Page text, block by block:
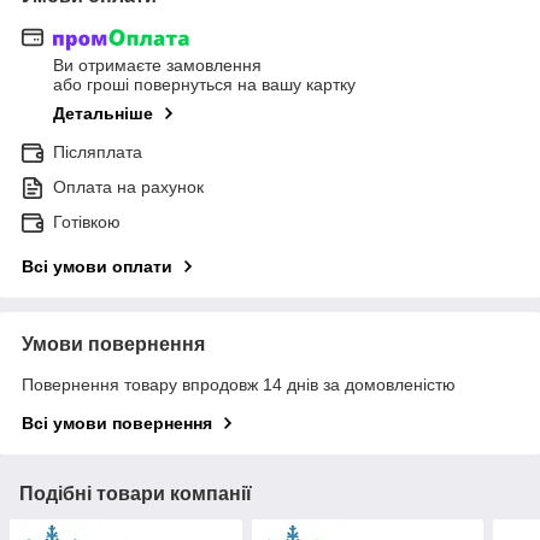
Ви отримаєте замовлення
або гроші повернуться на вашу картку
Детальніше
Післяплата
Оплата на рахунок
Готівкою
Всі умови оплати
Умови повернення
Повернення товару впродовж 14 днів за домовленістю
Всі умови повернення
Подібні товари компанії